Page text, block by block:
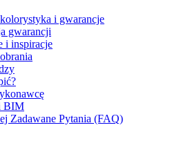
i gwarancje
gwarancji
i inspiracje
BIM
Zadawane Pytania (FAQ)